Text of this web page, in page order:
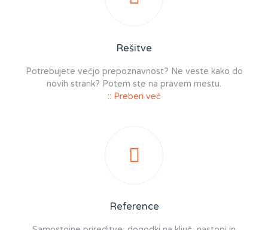
Rešitve
Potrebujete večjo prepoznavnost? Ne veste kako do
novih strank? Potem ste na pravem mestu.
:: Preberi več
Reference